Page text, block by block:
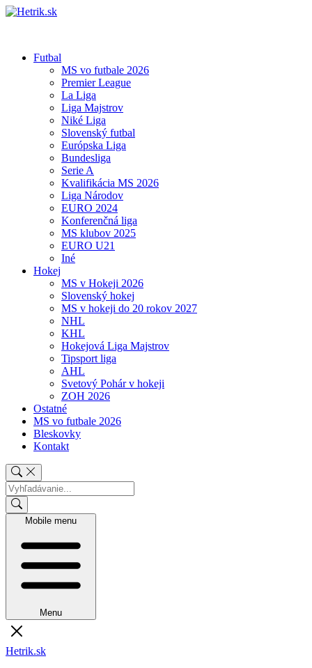
Futbal
MS vo futbale 2026
Premier League
La Liga
Liga Majstrov
Niké Liga
Slovenský futbal
Európska Liga
Bundesliga
Serie A
Kvalifikácia MS 2026
Liga Národov
EURO 2024
Konferenčná liga
MS klubov 2025
EURO U21
Iné
Hokej
MS v Hokeji 2026
Slovenský hokej
MS v hokeji do 20 rokov 2027
NHL
KHL
Hokejová Liga Majstrov
Tipsport liga
AHL
Svetový Pohár v hokeji
ZOH 2026
Ostatné
MS vo futbale 2026
Bleskovky
Kontakt
Mobile menu
Menu
Hetrik.sk